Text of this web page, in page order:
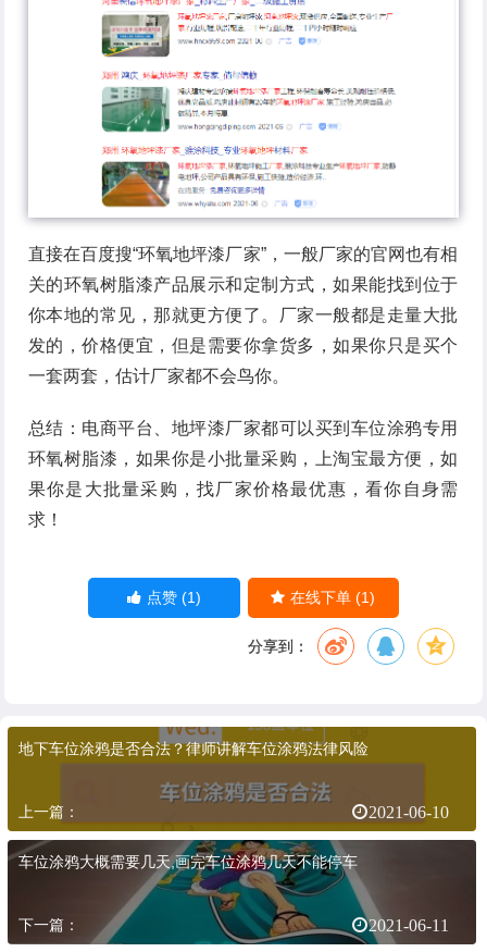
直接在百度搜“环氧地坪漆厂家”，一般厂家的官网也有相
关的环氧树脂漆产品展示和定制方式，如果能找到位于
你本地的常见，那就更方便了。厂家一般都是走量大批
发的，价格便宜，但是需要你拿货多，如果你只是买个
一套两套，估计厂家都不会鸟你。
总结：电商平台、地坪漆厂家都可以买到车位涂鸦专用
环氧树脂漆，如果你是小批量采购，上淘宝最方便，如
果你是大批量采购，找厂家价格最优惠，看你自身需
求！
点赞(1) 在线下单 (1)
分享到：
地下车位涂鸦是否合法？律师讲解车位涂鸦法律风险
上一篇： 2021-06-10
车位涂鸦大概需要几天,画完车位涂鸦几天不能停车
下一篇： 2021-06-11